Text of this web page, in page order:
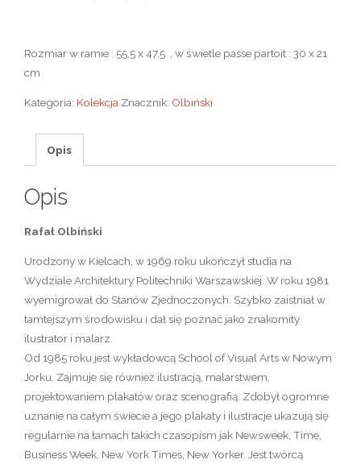
Rozmiar w ramie : 55,5 x 47,5 , w świetle passe partoit : 30 x 21
cm
Kategoria: Kolekcja Znacznik: Olbiński
Opis
Opis
Rafał Olbiński
Urodzony w Kielcach, w 1969 roku ukończył studia na
Wydziale Architektury Politechniki Warszawskiej. W roku 1981
wyemigrował do Stanów Zjednoczonych. Szybko zaistniał w
tamtejszym środowisku i dał się poznać jako znakomity
ilustrator i malarz.
Od 1985 roku jest wykładowcą School of Visual Arts w Nowym
Jorku. Zajmuje się również ilustracją, malarstwem,
projektowaniem plakatów oraz scenografią. Zdobył ogromne
uznanie na całym świecie a jego plakaty i ilustracje ukazują się
regularnie na łamach takich czasopism jak Newsweek, Time,
Business Week, New York Times, New Yorker. Jest twórcą